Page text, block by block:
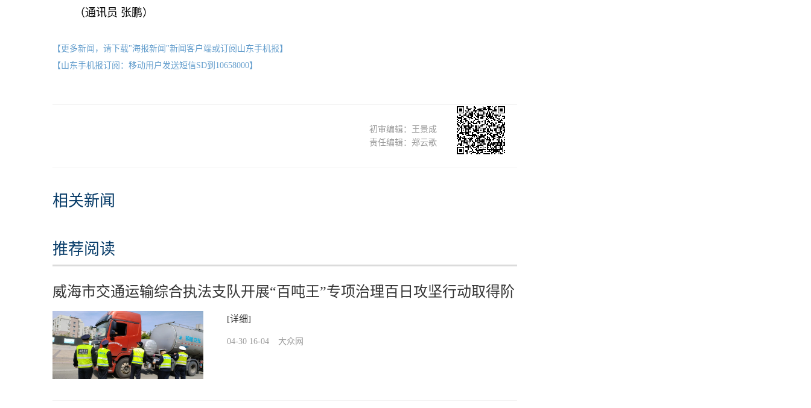
（通讯员 张鹏）
【更多新闻，请下载"海报新闻"新闻客户端或订阅山东手机报】
【山东手机报订阅：移动用户发送短信SD到10658000】
初审编辑：王景成
责任编辑：郑云歌
相关新闻
推荐阅读
威海市交通运输综合执法支队开展“百吨王”专项治理百日攻坚行动取得阶
段性成效
[详细]
04-30 16-04 大众网